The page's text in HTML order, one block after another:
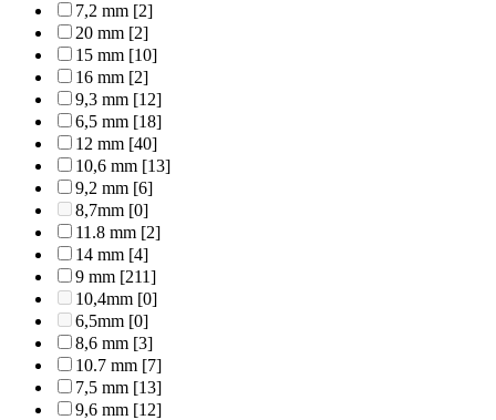
7,2 mm [2]
20 mm [2]
15 mm [10]
16 mm [2]
9,3 mm [12]
6,5 mm [18]
12 mm [40]
10,6 mm [13]
9,2 mm [6]
8,7mm [0]
11.8 mm [2]
14 mm [4]
9 mm [211]
10,4mm [0]
6,5mm [0]
8,6 mm [3]
10.7 mm [7]
7,5 mm [13]
9,6 mm [12]